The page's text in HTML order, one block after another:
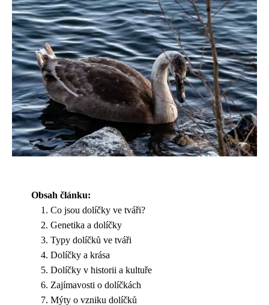
Obsah článku:
Co jsou dolíčky ve tváři?
Genetika a dolíčky
Typy dolíčků ve tváři
Dolíčky a krása
Dolíčky v historii a kultuře
Zajímavosti o dolíčkách
Mýty o vzniku dolíčků